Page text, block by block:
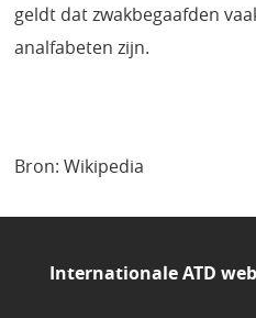
geldt dat zwakbegaafden
analfabeten zijn.
Bron: Wikipedia
Internationale ATD